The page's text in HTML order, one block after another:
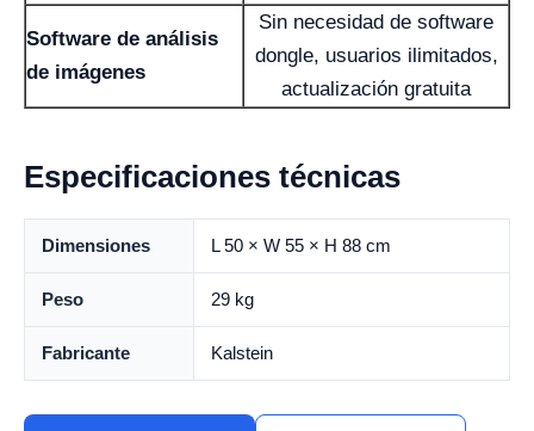
Software de análisis
de imágenes
Sin necesidad de software
dongle, usuarios ilimitados,
actualización gratuita
Especificaciones técnicas
Dimensiones L 50 × W 55 × H 88 cm
Peso 29 kg
Fabricante Kalstein